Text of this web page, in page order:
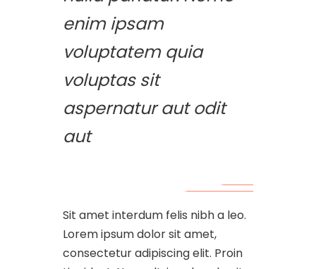
enim ipsam
voluptatem quia
voluptas sit
aspernatur aut odit
aut
Sit amet interdum felis nibh a leo.
Lorem ipsum dolor sit amet,
consectetur adipiscing elit. Proin